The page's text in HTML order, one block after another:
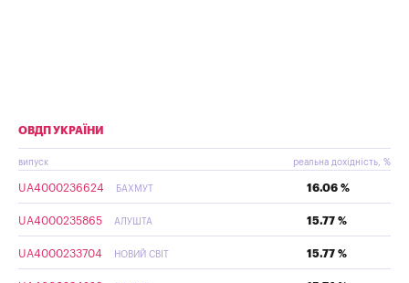
ОВДП УКРАЇНИ
випуск реальна дохідність, %
UA4000236624 БАХМУТ 16.06 %
UA4000235865 АЛУШТА 15.77 %
UA4000233704 НОВИЙ СВІТ 15.77 %